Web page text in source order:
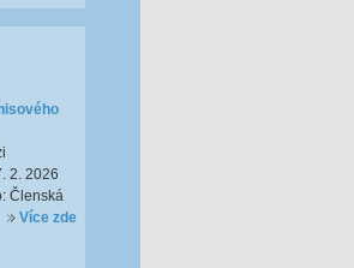
2. 2026
Členská
Více zde